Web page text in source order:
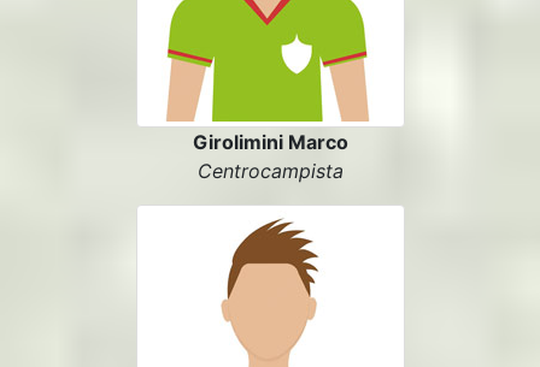
Girolimini Marco
Centrocampista